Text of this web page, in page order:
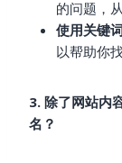
的问题，
使用关键
以帮助你
3. 除了网站内
名？